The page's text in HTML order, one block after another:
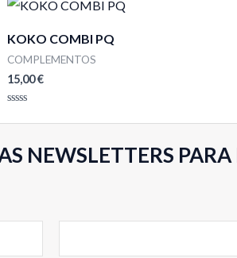
KOKO COMBI PQ
COMPLEMENTOS
15,00€
con
5
NEWSLETTERS